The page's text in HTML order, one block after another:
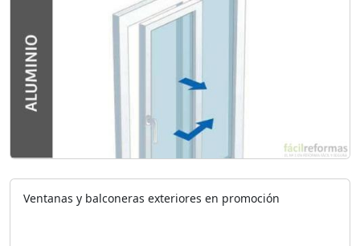
Ventanas y balconeras exteriores en promoción